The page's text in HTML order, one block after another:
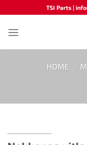
naar
inhoud
TSI Parts |
HOME /